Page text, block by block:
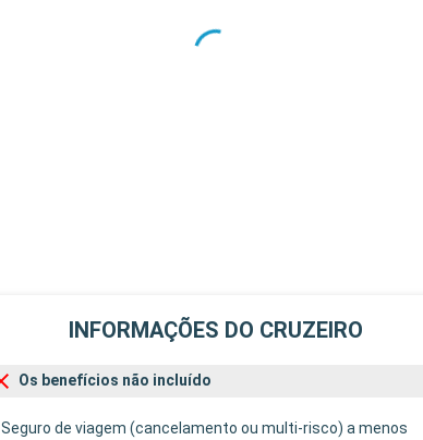
INFORMAÇÕES DO CRUZEIRO
Os benefícios não incluído
Seguro de viagem (cancelamento ou multi-risco) a menos